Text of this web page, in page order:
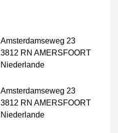
Amsterdamseweg 23
3812 RN AMERSFOORT
Niederlande
Amsterdamseweg 23
3812 RN AMERSFOORT
Niederlande